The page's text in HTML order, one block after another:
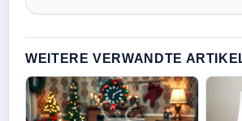
WEITERE VERWANDTE